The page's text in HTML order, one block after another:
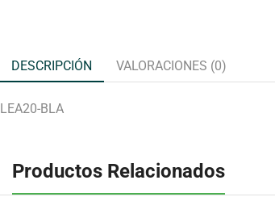
DESCRIPCIÓN VALORACIONES (0)
BLA
Productos Relacionados